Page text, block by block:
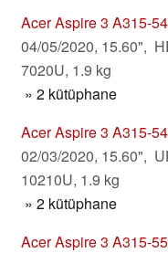
Acer Aspire 3 A315-
04/05/2020, 15.60",
7020U, 1.9 kg
» 2 kütüphane
Acer Aspire 3 A315-
02/03/2020, 15.60",
10210U, 1.9 kg
» 2 kütüphane
Acer Aspire 3 A315-